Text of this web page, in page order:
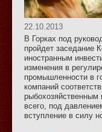
22.10.2013
В Горках под
пройдет заседание
иностранным
изменения в
промышленности в
компаний
рыбохозяйственным
всего, под
вступление в силу